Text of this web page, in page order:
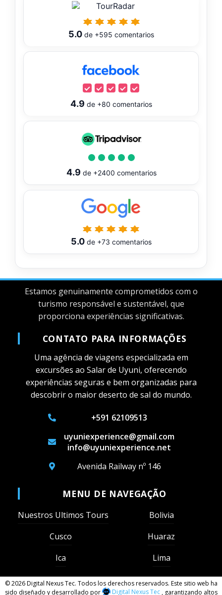
5.0 de +595 comentarios
4.9 de +80 comentarios
4.9 de +2400 comentarios
5.0de +73 comentarios
Estamos genuinamente comprometidos com o
turismo responsável e sustentável, que
proporciona experiências significativas.
CONTATO PARA INFORMAÇÕES
Uma agência de viagens especializada em
excursões ao Salar de Uyuni, oferecendo
experiências seguras e bem organizadas para
descobrir o maior deserto de sal do mundo.
+591 62109513
uyuniexperience@gmail.com
info@uyuniexperience.net
Avenida Railway nº 146
MENU DE NAVEGAÇÃO
Nuestros Ultimos Tours
Bolivia
Cusco
Huaraz
Ica
Lima
© 2026 Digital Nexus Tec. Todos los derechos reservados. Este sitio web ha
sido diseñado y desarrollado por
Digital Nexus Tec , garantizando altos